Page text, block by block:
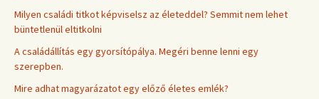
Milyen családi titkot képviselsz az életeddel? Semmit nem lehet
büntetlenül eltitkolni
A családállítás egy gyorsítópálya. Megéri benne lenni egy
szerepben.
Mire adhat magyarázatot egy előző életes emlék?